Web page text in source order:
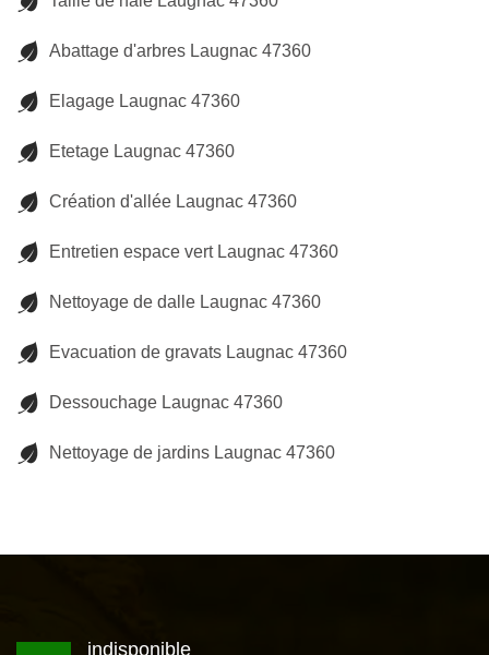
Abattage d'arbres Laugnac 47360
Elagage Laugnac 47360
Etetage Laugnac 47360
Création d'allée Laugnac 47360
Entretien espace vert Laugnac 47360
Nettoyage de dalle Laugnac 47360
Evacuation de gravats Laugnac 47360
Dessouchage Laugnac 47360
Nettoyage de jardins Laugnac 47360
indisponible